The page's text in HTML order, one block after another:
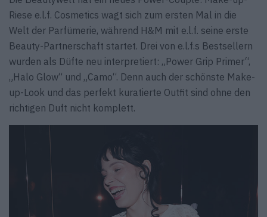
Riese e.l.f. Cosmetics wagt sich zum ersten Mal in die
Welt der Parfümerie, während H&M mit e.l.f. seine erste
Beauty-Partnerschaft startet. Drei von e.l.f.s Bestsellern
wurden als Düfte neu interpretiert: „Power Grip Primer“,
„Halo Glow“ und „Camo“. Denn auch der schönste Make-
up-Look und das perfekt kuratierte Outfit sind ohne den
richtigen Duft nicht komplett.